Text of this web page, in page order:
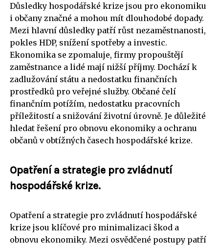
Důsledky hospodářské krize jsou pro ekonomiku
i občany značné a mohou mít dlouhodobé dopady.
Mezi hlavní důsledky patří růst nezaměstnanosti,
pokles HDP, snížení spotřeby a investic.
Ekonomika se zpomaluje, firmy propouštějí
zaměstnance a lidé mají nižší příjmy. Dochází k
zadlužování státu a nedostatku finančních
prostředků pro veřejné služby. Občané čelí
finančním potížím, nedostatku pracovních
příležitostí a snižování životní úrovně. Je důležité
hledat řešení pro obnovu ekonomiky a ochranu
občanů v obtížných časech hospodářské krize.
Opatření a strategie pro zvládnutí
hospodářské krize.
Opatření a strategie pro zvládnutí hospodářské
krize jsou klíčové pro minimalizaci škod a
obnovu ekonomiky. Mezi osvědčené postupy patří